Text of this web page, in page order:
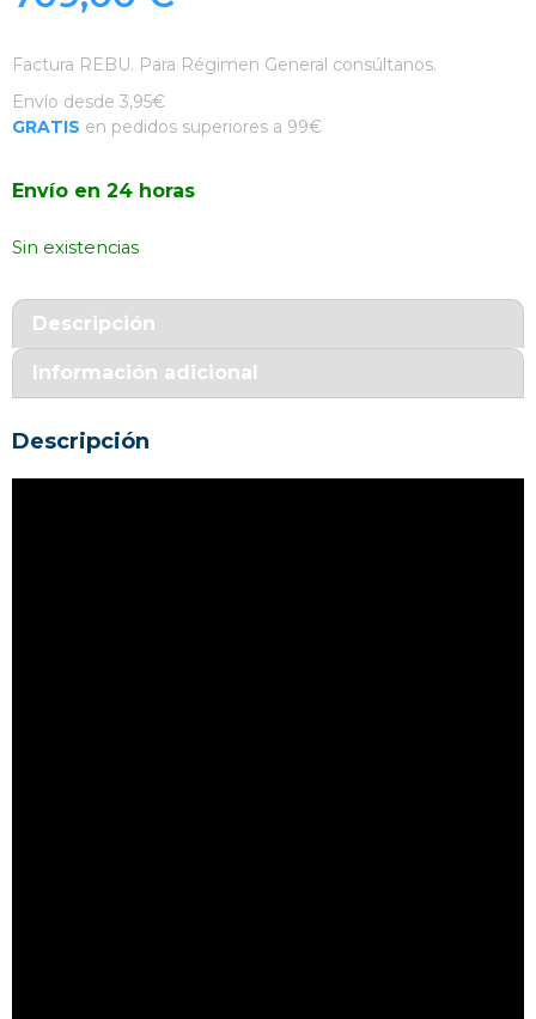
Factura REBU. Para Régimen General consúltanos.
Envío desde 3,95€
GRATIS en pedidos superiores a 99€
Envío en 24 horas
Sin existencias
Descripción
Información adicional
Descripción